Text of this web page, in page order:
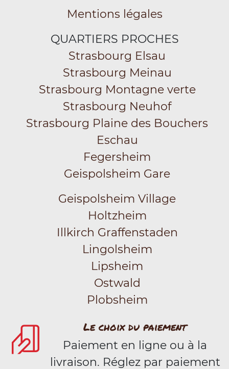
Mentions légales
QUARTIERS PROCHES
Strasbourg Elsau
Strasbourg Meinau
Strasbourg Montagne verte
Strasbourg Neuhof
Strasbourg Plaine des Bouchers
Eschau
Fegersheim
Geispolsheim Gare
Geispolsheim Village
Holtzheim
Illkirch Graffenstaden
Lingolsheim
Lipsheim
Ostwald
Plobsheim
Le choix du paiement
Paiement en ligne ou à la
livraison. Réglez par paiement